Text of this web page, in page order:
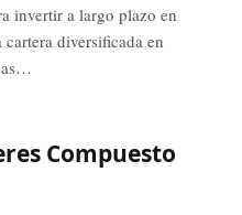
invertir a largo plazo en
diversificada en
Compuesto